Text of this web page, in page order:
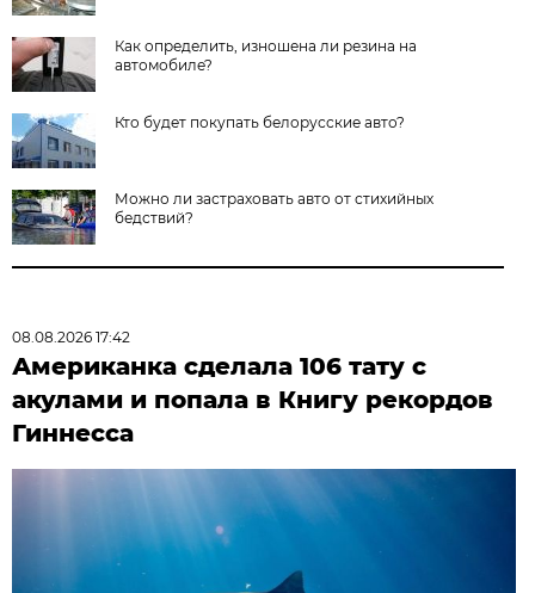
Как определить, изношена ли резина на
автомобиле?
Кто будет покупать белорусские авто?
Можно ли застраховать авто от стихийных
бедствий?
08.08.2026 17:42
Американка сделала 106 тату с
акулами и попала в Книгу рекордов
Гиннесса